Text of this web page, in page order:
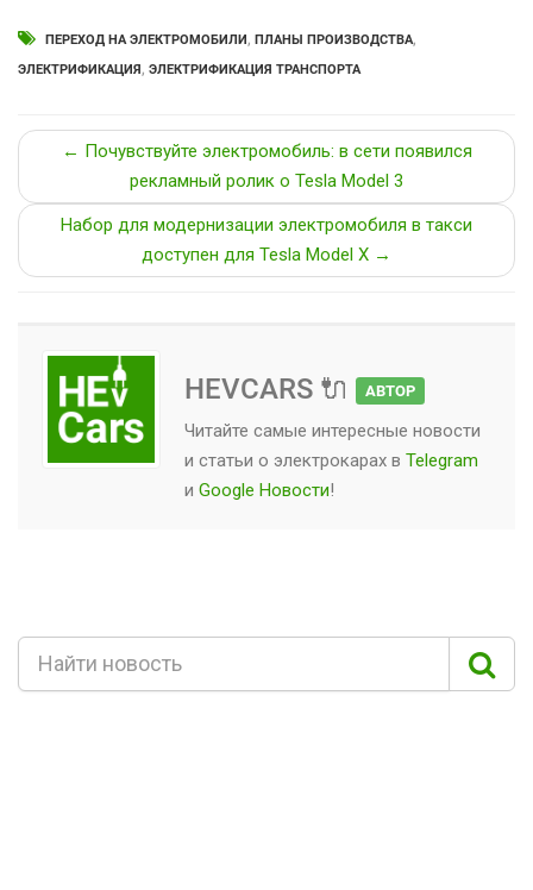
ПЕРЕХОД НА ЭЛЕКТРОМОБИЛИ, ПЛАНЫ ПРОИЗВОДСТВА,
ЭЛЕКТРИФИКАЦИЯ, ЭЛЕКТРИФИКАЦИЯ ТРАНСПОРТА
← Почувствуйте электромобиль: в сети появился
рекламный ролик о Tesla Model 3
Набор для модернизации электромобиля в такси
доступен для Tesla Model X →
HEVCARS 🔌 АВТОР
Читайте самые интересные новости
и статьи о электрокарах в Telegram
и Google Новости!